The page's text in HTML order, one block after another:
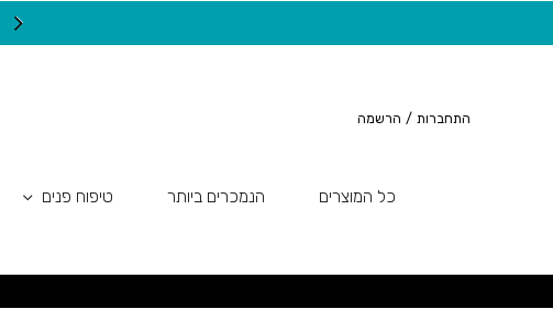
התחברות / הרשמה
כל המוצרים הנמכרים ביותר טיפוח פנים